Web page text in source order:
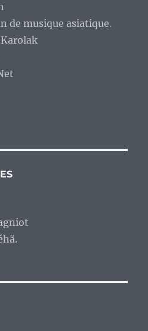
de musique asiatique.